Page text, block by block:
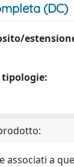
(DC)
tipologie:
associati a